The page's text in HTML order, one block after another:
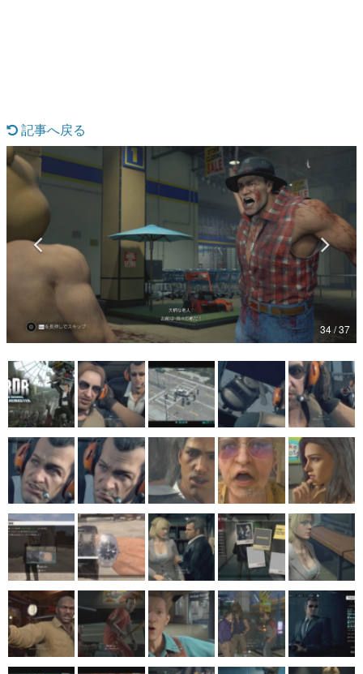
なんでゲームは面白い？
ゲーム開発者・hamatsu氏がゲームの魅力を画面や操作の
具体的な形から解き明かしていく、硬派で骨太な評論連載
です。
ゲームが変えた日本語
「経験値」「裏技」「ラスボス」… ゲームにまつわる言葉
の起源や用法の変遷を、コンピューター文化史研究家・タ
イニーP氏が徹底調査。
カテゴリ
特集記事
マンガ
女性向け
アプリレビュー
その他
電ファミニコゲーマーとは？
運営：株式会社マレ
記事へ戻る
34 / 37